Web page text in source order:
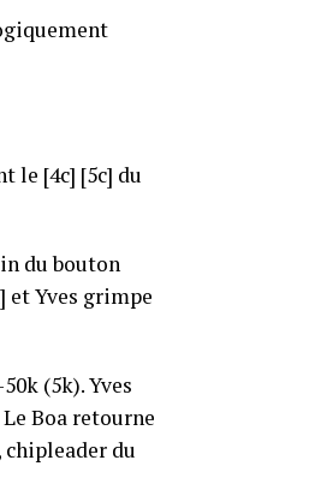
le [4c] [5c] du
du bouton
et Yves grimpe
(5k). Yves
Boa retourne
chipleader du